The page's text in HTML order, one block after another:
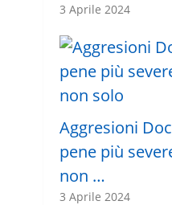
3 Aprile 2024
Aggresioni
pene più
non …
3 Aprile 2024